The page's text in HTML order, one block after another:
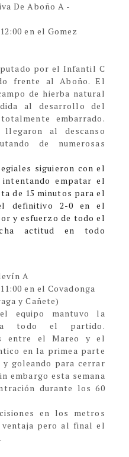
De Aboño A -
en el Gomez
por el Infantil C
frente al Aboño. El
de hierba natural
al desarrollo del
embarrado.
al descanso
de numerosas
siguieron con el
empatar el
de 15 minutos para el
definitivo 2-0 en el
y esfuerzo de todo el
actitud en todo
A
en el Covadonga
y Cañete)
equipo mantuvo la
todo el partido.
entre el Mareo y el
en la primea parte
y goleando para cerrar
embargo esta semana
durante los 60
en los metros
pero al final el